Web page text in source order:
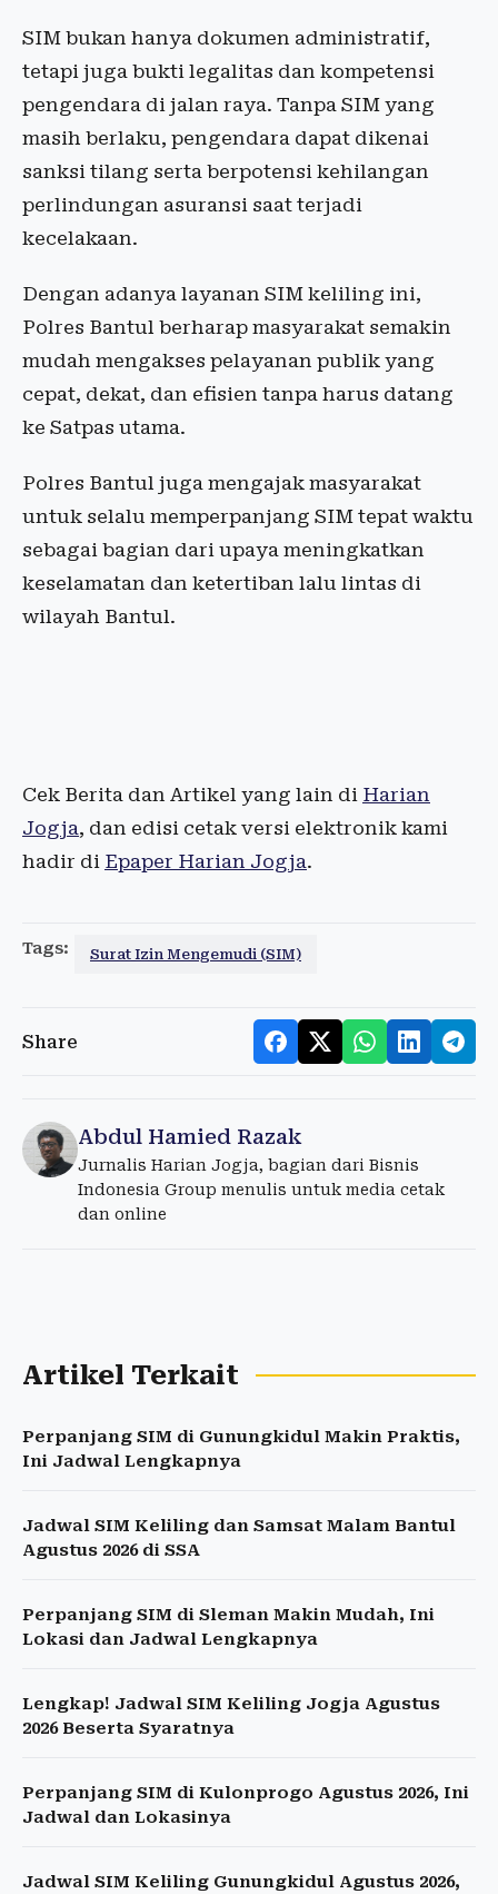
SIM bukan hanya dokumen administratif,
tetapi juga bukti legalitas dan kompetensi
pengendara di jalan raya. Tanpa SIM yang
masih berlaku, pengendara dapat dikenai
sanksi tilang serta berpotensi kehilangan
perlindungan asuransi saat terjadi
kecelakaan.
Dengan adanya layanan SIM keliling ini,
Polres Bantul berharap masyarakat semakin
mudah mengakses pelayanan publik yang
cepat, dekat, dan efisien tanpa harus datang
ke Satpas utama.
Polres Bantul juga mengajak masyarakat
untuk selalu memperpanjang SIM tepat waktu
sebagai bagian dari upaya meningkatkan
keselamatan dan ketertiban lalu lintas di
wilayah Bantul.
Cek Berita dan Artikel yang lain di Harian
Jogja, dan edisi cetak versi elektronik kami
hadir di Epaper Harian Jogja.
Tags: Surat Izin Mengemudi (SIM)
Share
Abdul Hamied Razak
Jurnalis Harian Jogja, bagian dari Bisnis
Indonesia Group menulis untuk media cetak
dan online
Artikel Terkait
Perpanjang SIM di Gunungkidul Makin Praktis,
Ini Jadwal Lengkapnya
Jadwal SIM Keliling dan Samsat Malam Bantul
Agustus 2026 di SSA
Perpanjang SIM di Sleman Makin Mudah, Ini
Lokasi dan Jadwal Lengkapnya
Lengkap! Jadwal SIM Keliling Jogja Agustus
2026 Beserta Syaratnya
Perpanjang SIM di Kulonprogo Agustus 2026, Ini
Jadwal dan Lokasinya
Jadwal SIM Keliling Gunungkidul Agustus 2026,